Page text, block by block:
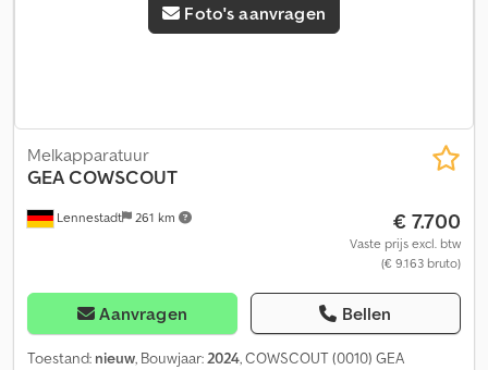
Foto's aanvragen
Lennestadt 261 km
Melkapparatuur
GEACOWSCOUT
€ 7.700
Vaste prijs excl. btw
(€ 9.163 bruto)
Aanvragen Bellen
Toestand: nieuw, Bouwjaar:2024, COWSCOUT (0010) GEA